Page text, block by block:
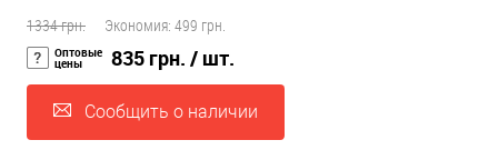
1334 грн. Экономия: 499 грн.
Оптовые
цены 835 грн. / шт.
Сообщить о наличии